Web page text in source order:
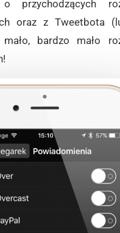
przychodzących
oraz z Tweetbota
bardzo mało